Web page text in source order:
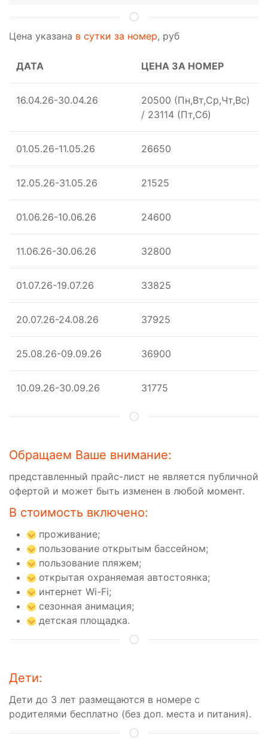
Цена указана в сутки за номер, руб
ДАТА ЦЕНА ЗА НОМЕР
16.04.26-30.04.26
20500 (Пн,Вт,Ср,Чт,Вс)
/ 23114 (Пт,Сб)
01.05.26-11.05.26 26650
12.05.26-31.05.26 21525
01.06.26-10.06.26 24600
11.06.26-30.06.26 32800
01.07.26-19.07.26 33825
20.07.26-24.08.26 37925
25.08.26-09.09.26 36900
10.09.26-30.09.26 31775
Обращаем Ваше внимание:
представленный прайс-лист не является публичной
офертой и может быть изменен в любой момент.
В стоимость включено:
проживание;
пользование открытым бассейном;
пользование пляжем;
открытая охраняемая автостоянка;
интернет Wi-Fi;
сезонная анимация;
детская площадка.
Дети:
Дети до 3 лет размещаются в номере с
родителями бесплатно (без доп. места и питания).